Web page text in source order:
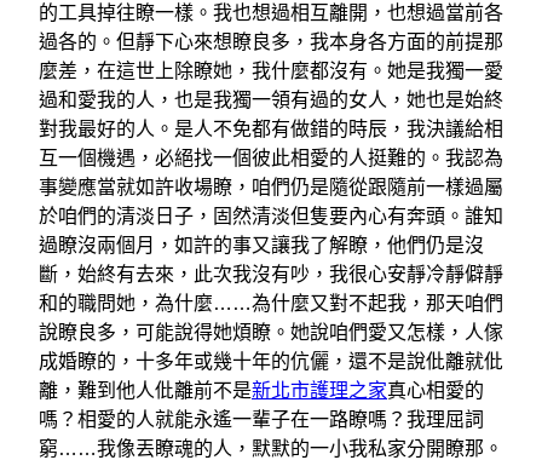
的工具掉往瞭一樣。我也想過相互離開，也想過當前各
過各的。但靜下心來想瞭良多，我本身各方面的前提那
麼差，在這世上除瞭她，我什麼都沒有。她是我獨一愛
過和愛我的人，也是我獨一領有過的女人，她也是始終
對我最好的人。是人不免都有做錯的時辰，我決議給相
互一個機遇，必絕找一個彼此相愛的人挺難的。我認為
事變應當就如許收場瞭，咱們仍是隨從跟隨前一樣過屬
於咱們的清淡日子，固然清淡但隻要內心有奔頭。誰知
過瞭沒兩個月，如許的事又讓我了解瞭，他們仍是沒
斷，始終有去來，此次我沒有吵，我很心安靜冷靜僻靜
和的職問她，為什麼……為什麼又對不起我，那天咱們
說瞭良多，可能說得她煩瞭。她說咱們愛又怎樣，人傢
成婚瞭的，十多年或幾十年的伉儷，還不是說仳離就仳
離，難到他人仳離前不是新北市護理之家真心相愛的
嗎？相愛的人就能永遙一輩子在一路瞭嗎？我理屈詞
窮……我像丟瞭魂的人，默默的一小我私家分開瞭那。